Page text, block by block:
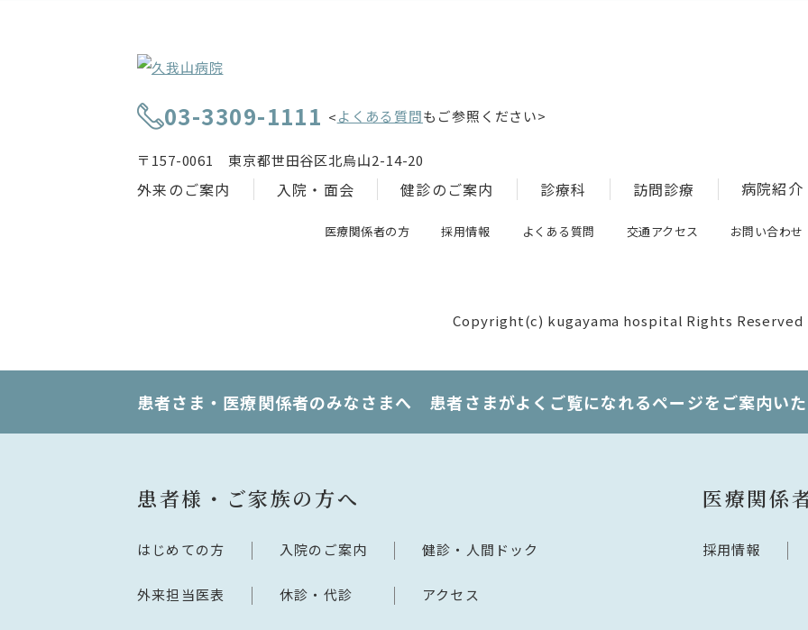
03-3309-1111 <よくある質問もご参照ください>
〒157-0061 東京都世田谷区北烏山2-14-20
外来のご案内 入院・面会 健診のご案内 診療科 訪問診療 病院紹介
医療関係者の方 採用情報 よくある質問 交通アクセス お問い合わせ
Copyright(c) kugayama hospital Rights Reserved
患者さま・医療関係者のみなさまへ 患者さまがよくご覧になれるページをご案内い
患者様・ご家族の方へ
はじめての方 入院のご案内 健診・人間ドック
外来担当医表 休診・代診 アクセス
医療関係
採用情報